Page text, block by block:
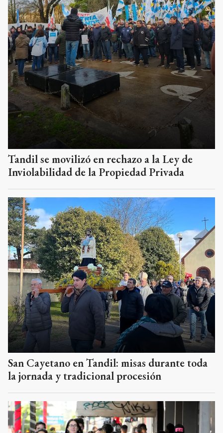
Tandil se movilizó en rechazo a la Ley de
Inviolabilidad de la Propiedad Privada
San Cayetano en Tandil: misas durante toda
la jornada y tradicional procesión